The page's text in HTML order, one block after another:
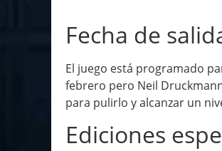
Fecha de
El juego está programado
febrero pero Neil
para pulirlo y alcanzar un
Ediciones